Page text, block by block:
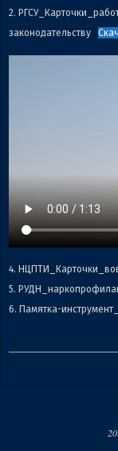
2.
законодательству
4.
5.
6. Памятка-